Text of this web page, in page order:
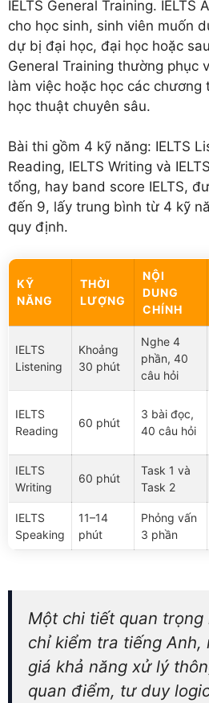
IELTS General Training. IELTS
cho học sinh, sinh viên muốn
dự bị đại học, đại học hoặc
General Training thường phục
làm việc hoặc học các chương
học thuật chuyên sâu.
Bài thi gồm 4 kỹ năng: IELTS
Reading, IELTS Writing và
tổng, hay band score IELTS,
đến 9, lấy trung bình từ 4 kỹ
quy định.
KỸ
NĂNG
THỜI
LƯỢNG
NỘI
DUNG
CHÍNH
IELTS
Listening
Khoảng
30 phút
Nghe 4
phần, 40
câu hỏi
IELTS
Reading
60 phút
3 bài đọc,
40 câu hỏi
IELTS
Writing
60 phút
Task 1 và
Task 2
IELTS
Speaking
11–14
phút
Phỏng vấn
3 phần
Một chi tiết quan trọng
chỉ kiểm tra tiếng Anh,
giá khả năng xử lý
quan điểm, tư duy